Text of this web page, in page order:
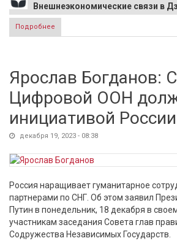
Внешнеэкономические связи в
Подробнее
пошлин некоторых
Ярослав Богданов:
Цифровой ООН
инициативой России
декабря 19, 2023 - 08:38
Россия наращивает гуманитарное
партнерами по СНГ. Об этом заявил
Путин в понедельник, 18 декабря в
участникам заседания Совета глав
Содружества Независимых Государств.